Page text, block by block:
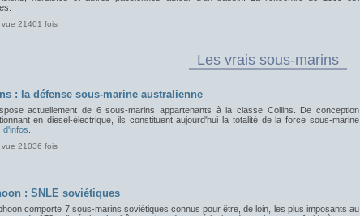
21401 fois
Les vrais sous-marins
: la défense sous-marine australienne
actuellement de 6 sous-marins appartenants à la classe Collins. De conception
en diesel-électrique, ils constituent aujourd'hui la totalité de la force sous-marine
d'infos
21036 fois
: SNLE soviétiques
comporte 7 sous-marins soviétiques connus pour être, de loin, les plus imposants au